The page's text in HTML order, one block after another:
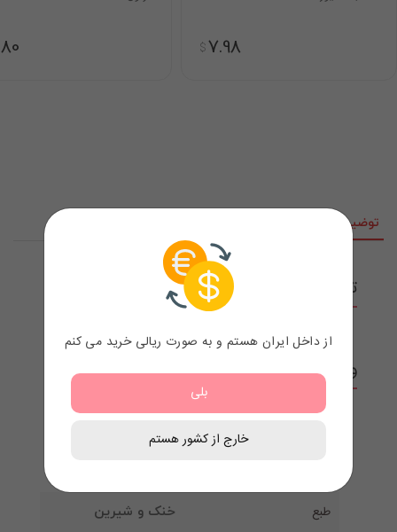
$7.98
توضیحات
توضیحات محصول
ویژگی‌ها
طبع خنک و شیرین
از داخل ایران هستم و به صورت ریالی خرید می کنم
بلی
خارج از کشور هستم